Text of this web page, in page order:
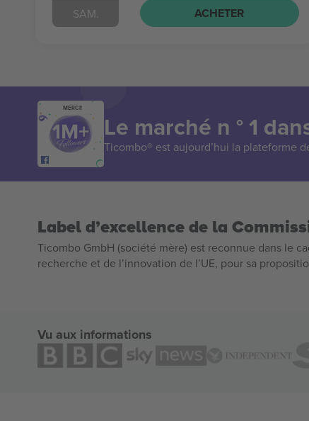
SAM. ACHETER
MERCI!
Le marché n ° 1
Ticombo® est aujourd’hui la plateforme
Label d’excellence de la
Ticombo GmbH (société mère) est reconnue dans le
recherche et de l’innovation de l’UE, pour sa
Vu aux informations